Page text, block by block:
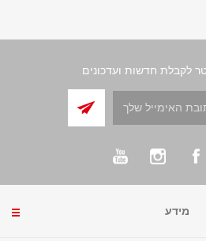
לקבלת חדשות ועדכונים
מידע